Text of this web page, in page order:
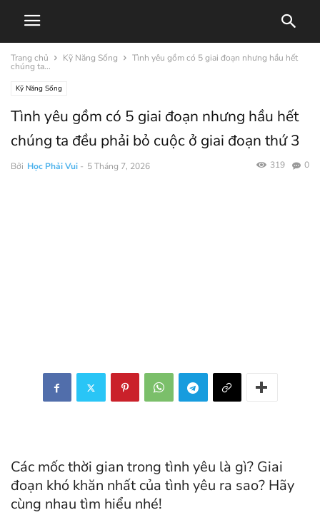
Trang chủ Kỹ Năng Sống Tình yêu gồm có 5 giai đoạn nhưng hầu hết
chúng ta...
Kỹ Năng Sống
Tình yêu gồm có 5 giai đoạn nhưng hầu hết
chúng ta đều phải bỏ cuộc ở giai đoạn thứ 3
Bởi Học Phải Vui - 5 Tháng 7, 2026 0
319
Các mốc thời gian trong tình yêu là gì? Giai
đoạn khó khăn nhất của tình yêu ra sao? Hãy
cùng nhau tìm hiểu nhé!